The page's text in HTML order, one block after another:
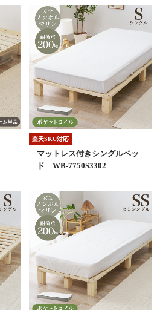
楽天SKU対応
マットレス付きシングルベッ
ド WB-7750S3302